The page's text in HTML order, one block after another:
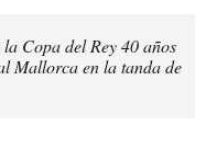
Copa del Rey 40 años
Mallorca en la tanda de